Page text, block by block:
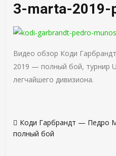
3-marta-2019-
Видео обзор Коди
2019 — полный бой, турнир
легчайшего дивизиона.
поКоди Гарбрандт — Педро
полный бой